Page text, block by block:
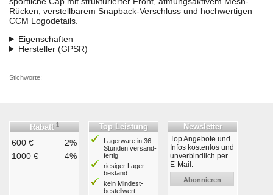
Rücken, verstellbarem Snapback-Verschluss und hochwertigen
CCM Logodetails.
Eigenschaften
Hersteller (GPSR)
Stichworte:
Rabatt 1
600 €
2%
1000 €
4%
Top Leistung
Lagerware in 36
Stunden ver­sand­
fertig
riesiger Lager­
bestand
kein Mindest­
bestell­wert
Newsletter
Top Angebote und
Infos kostenlos und
unverbindlich per
E-Mail:
Abonnieren